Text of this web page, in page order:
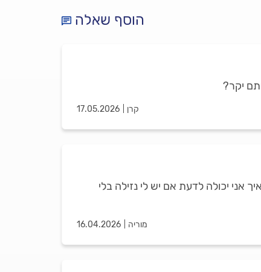
הוסף שאלה
יקר?
קרן 17.05.2026
אני יכולה לדעת אם יש לי נזילה בלי
מוריה 16.04.2026